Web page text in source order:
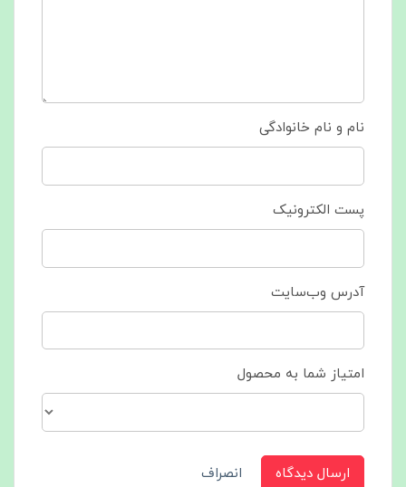
نام و نام خانوادگی
پست الکترونیک
آدرس وب‌سایت
امتیاز شما به محصول
ارسال دیدگاه انصراف